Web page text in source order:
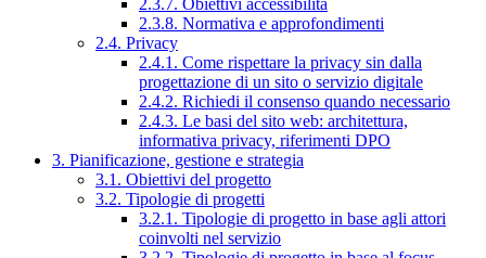
2.3.7. Obiettivi accessibilità
2.3.8. Normativa e approfondimenti
2.4. Privacy
2.4.1. Come rispettare la privacy sin dalla
progettazione di un sito o servizio digitale
2.4.2. Richiedi il consenso quando necessario
2.4.3. Le basi del sito web: architettura,
informativa privacy, riferimenti DPO
3. Pianificazione, gestione e strategia
3.1. Obiettivi del progetto
3.2. Tipologie di progetti
3.2.1. Tipologie di progetto in base agli attori
coinvolti nel servizio